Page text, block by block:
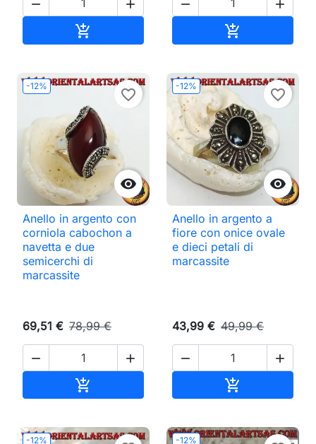
 

 

-12%

favorite_border
Anello in argento con
corniola cabochon a
navetta e due
semicerchi di
marcassite
69,51 € 78,99 €
 

-12%

favorite_border
Anello in argento a
fiore con onice ovale
e dieci petali di
marcassite
43,99 € 49,99 €
 

-12% -12%